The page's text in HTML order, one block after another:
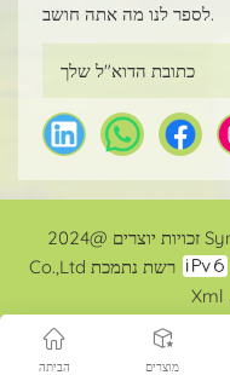
לספר לנו מה אתה חושב.
זכויות יוצרים @2024 Synberry Bag & Package Products
Xml
הביתה מוצרים